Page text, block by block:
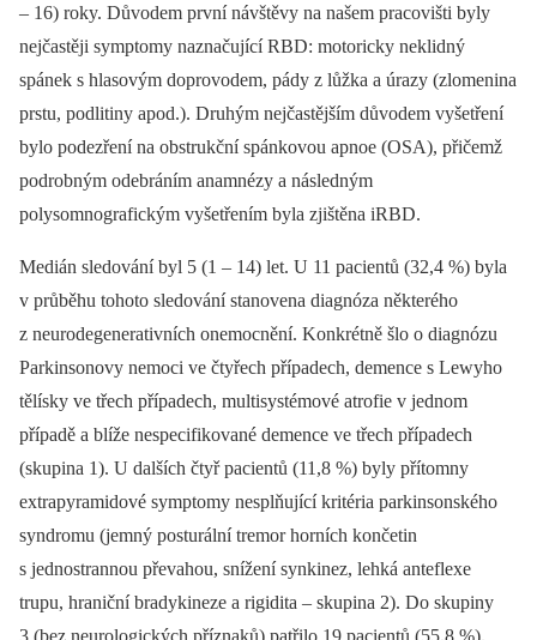
–⁠ 16) roky. Důvodem první návštěvy na našem pracovišti byly
nejčastěji symptomy naznačující RBD: motoricky neklidný
spánek s hlasovým doprovodem, pády z lůžka a úrazy (zlomenina
prstu, podlitiny apod.). Druhým nejčastějším důvodem vyšetření
bylo podezření na obstrukční spánkovou apnoe (OSA), přičemž
podrobným odebráním anamnézy a následným
polysomnografickým vyšetřením byla zjištěna iRBD.
Medián sledování byl 5 (1 –⁠ 14) let. U 11 pacientů (32,4 %) byla
v průběhu tohoto sledování stanovena diagnóza některého
z neurodegenerativních onemocnění. Konkrétně šlo o diagnózu
Parkinsonovy nemoci ve čtyřech případech, demence s Lewyho
tělísky ve třech případech, multisystémové atrofie v jednom
případě a blíže nespecifikované demence ve třech případech
(skupina 1). U dalších čtyř pacientů (11,8 %) byly přítomny
extrapyramidové symptomy nesplňující kritéria parkinsonského
syndromu (jemný posturální tremor horních končetin
s jednostrannou převahou, snížení synkinez, lehká anteflexe
trupu, hraniční bradykineze a rigidita –⁠ skupina 2). Do skupiny